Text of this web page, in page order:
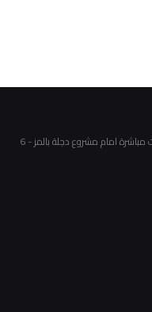
94 ب المنطقة الصناعية الخامسة - طريق الواحات مباشرة امام مشروع دجلة بالمز - 6